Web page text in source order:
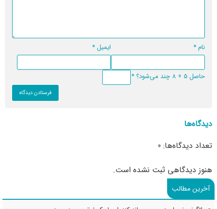
نام* ایمیل*
حاصل 5 + 8 چند می‌شود؟ *
دیدگاه‌ها
تعداد دیدگاه‌ها: 0
هنوز دیدگاهی ثبت نشده است.
آخرین مطالب